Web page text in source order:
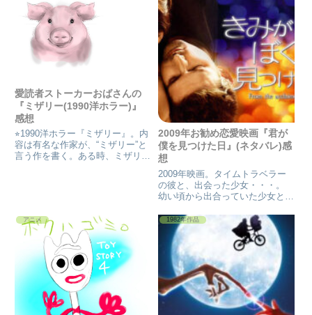
愛読者ストーカーおばさんの
『ミザリー(1990洋ホラー)』
感想
⭐︎1990洋ホラー『ミザリー』。内
容は有名な作家が、“ミザリー”と
言う作を書く。ある時、ミザリー
2009年お勧め恋愛映画『君が
僕を見つけた日』(ネタバレ)感
想
2009年映画。タイムトラベラー
の彼と、出会った少女・・・。
幼い頃から出合っていた少女と、
性・・・。 少女は、男性に惹か
れていき、大人になった少女は、
ある日、同じ次元で、彼を見つけ
る。 未来の彼と会っていたの
で...
アニメ 1982年作品